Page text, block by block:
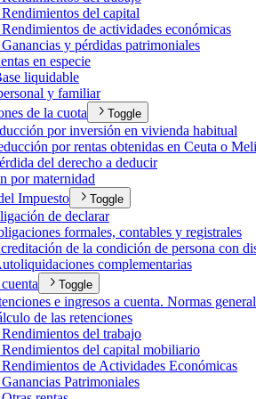
Rendimientos del capital
Rendimientos de actividades económicas
Ganancias y pérdidas patrimoniales
en especie
liquidable
y familiar
de la cuota
Toggle
por inversión en vivienda habitual
por rentas obtenidas en Ceuta o
del derecho a deducir
por maternidad
Impuesto
Toggle
de declarar
formales, contables y registrales
de la condición de persona con
complementarias
Toggle
e ingresos a cuenta. Normas
de las retenciones
Rendimientos del trabajo
Rendimientos del capital mobiliario
Rendimientos de Actividades Económicas
Ganancias Patrimoniales